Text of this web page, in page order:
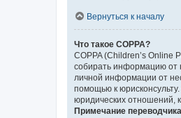
Вернуться к началу
Что такое COPPA?
COPPA (Children’s Online
собирать информацию от
личной информации от
помощью к
юридических отношений,
Примечание